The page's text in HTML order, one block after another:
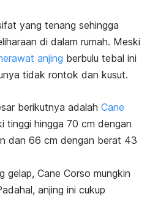
yang tenang sehingga
di dalam rumah. Meski
anjing berbulu tebal ini
tidak rontok dan kusut.
berikutnya adalah Cane
tinggi hingga 70 cm dengan
dan 66 cm dengan berat 43
gelap, Cane Corso mungkin
anjing ini cukup